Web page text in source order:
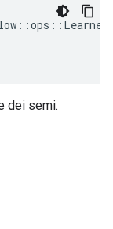
dei semi.